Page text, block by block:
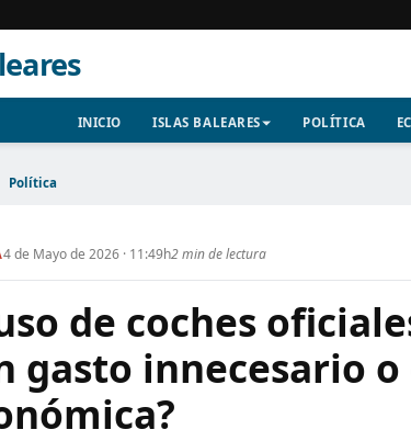
INICIO ISLAS BALEARES POLÍTICA
Política
4 de Mayo de 2026 · 11:49h2 min de lectura
de coches
gasto innecesario